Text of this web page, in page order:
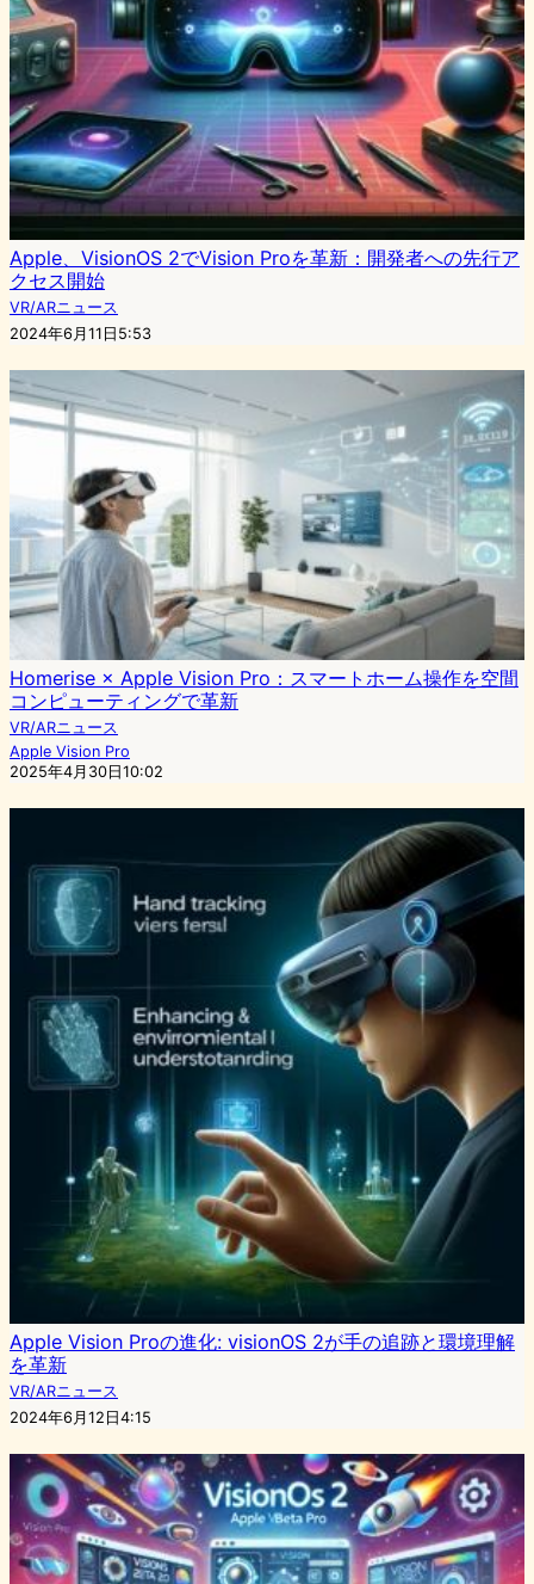
Apple、VisionOS 2でVision Proを革新：開発者への先行ア
クセス開始
VR/ARニュース
2024年6月11日5:53
Homerise × Apple Vision Pro：スマートホーム操作を空間
コンピューティングで革新
VR/ARニュース
Apple Vision Pro
2025年4月30日10:02
Apple Vision Proの進化: visionOS 2が手の追跡と環境理解
を革新
VR/ARニュース
2024年6月12日4:15